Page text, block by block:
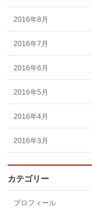
2016年8月
2016年7月
2016年6月
2016年5月
2016年4月
2016年3月
カテゴリー
プロフィール